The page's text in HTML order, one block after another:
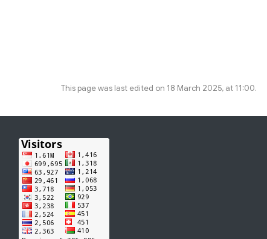
This page was last edited on 18 March 2025, at 11:00.